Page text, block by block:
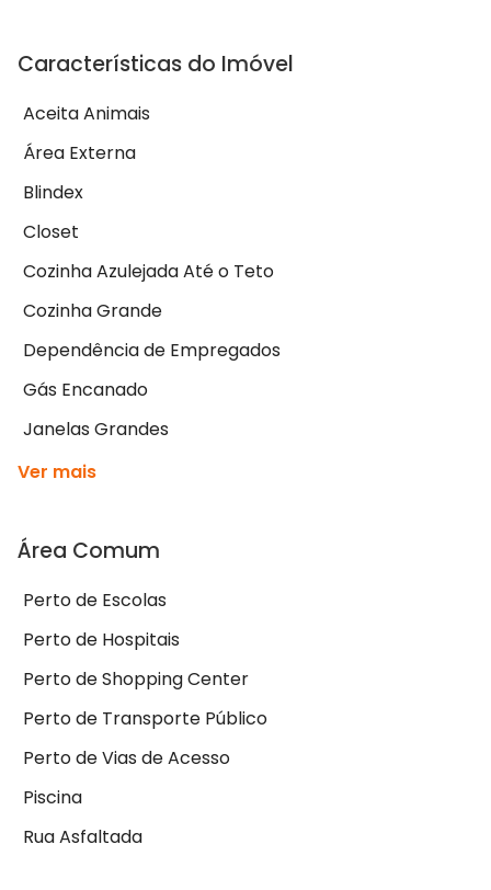
Características do Imóvel
Aceita Animais
Área Externa
Blindex
Closet
Cozinha Azulejada Até o Teto
Cozinha Grande
Dependência de Empregados
Gás Encanado
Janelas Grandes
Ver mais
Área Comum
Perto de Escolas
Perto de Hospitais
Perto de Shopping Center
Perto de Transporte Público
Perto de Vias de Acesso
Piscina
Rua Asfaltada